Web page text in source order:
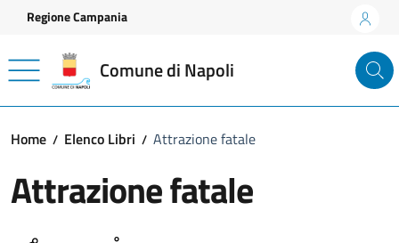
Vai ai contenuti
Vai al footer
Regione Campania
Comune di Napoli
Home Elenco Libri Attrazione fatale
Attrazione fatale